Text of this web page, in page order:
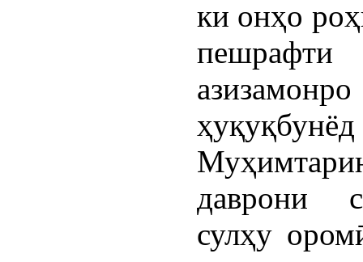
ки онҳо
даврони
сулҳу